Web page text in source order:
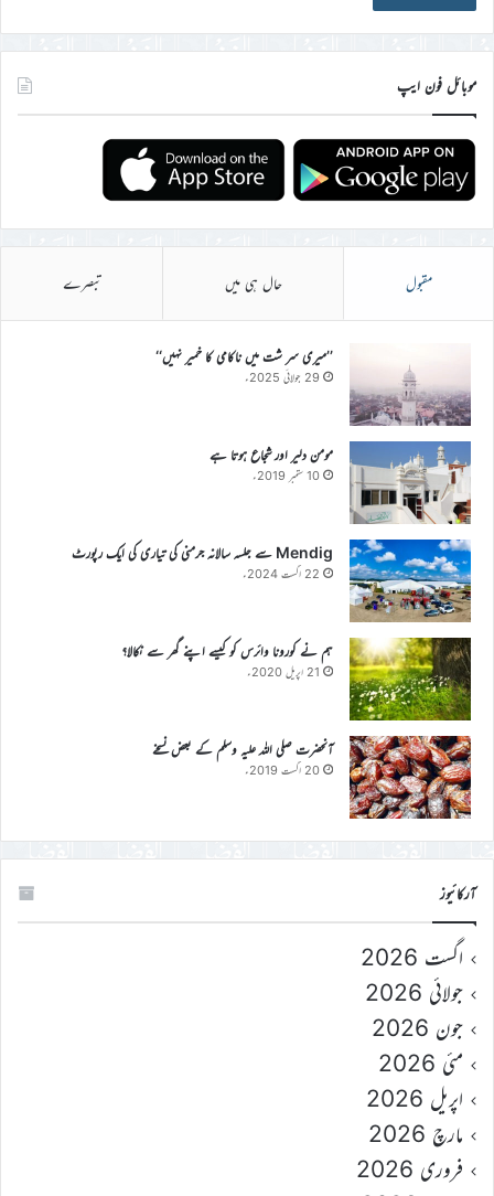
موبائل فون ایپ
مقبول حال ہی میں تبصرے
’’میری سر شت میں ناکامی کا خمیر نہیں‘‘
29 جولائی 2025ء
مومن دلیر اور شجاع ہوتا ہے
10 ستمبر 2019ء
Mendig سے جلسہ سالانہ جرمنی کی تیاری کی ایک رپورٹ
22 اگست 2024ء
ہم نے کورونا وائرس کو کیسے اپنے گھر سے نکالا؟
21 اپریل 2020ء
آنحضرت صلی اللہ علیہ وسلم کے بعض نسخے
20 اگست 2019ء
آرکائیوز
اگست 2026
جولائی 2026
جون 2026
مئی 2026
اپریل 2026
مارچ 2026
فروری 2026